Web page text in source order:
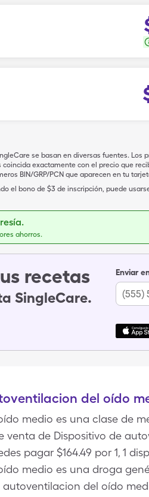
se basan en diversas fuentes.
exactamente con el precio que
BIN/GRP/PCN que aparecen en tu
el bono de $3 de inscripción, puede
ahorros.
recetas
SingleCare.
Enviar
del oído
medio es una clase de
venta de Dispositivo de
pagar $164.49 por 1, 1
medio es una droga
del oído